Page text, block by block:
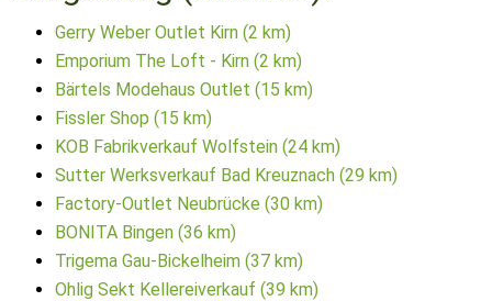
Gerry Weber Outlet Kirn (2 km)
Emporium The Loft - Kirn (2 km)
Bärtels Modehaus Outlet (15 km)
Fissler Shop (15 km)
KOB Fabrikverkauf Wolfstein (24 km)
Sutter Werksverkauf Bad Kreuznach (29 km)
Factory-Outlet Neubrücke (30 km)
BONITA Bingen (36 km)
Trigema Gau-Bickelheim (37 km)
Ohlig Sekt Kellereiverkauf (39 km)